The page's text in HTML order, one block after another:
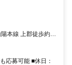
本線 上郡徒歩約70
応募可能 ■休日：